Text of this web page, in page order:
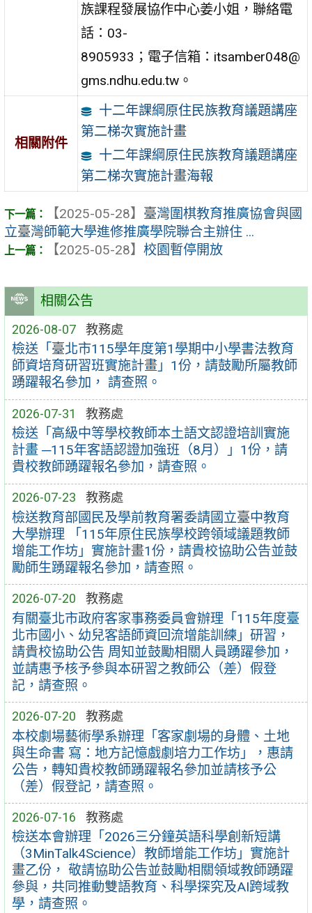
相關公告
2026-08-07 教務處
檢送「臺北市115學年度第1學期中小學書法教育
師資培育研習班實施計畫」1份，請鼓勵所屬教師
踴躍報名參加， 請查照。
2026-07-31 教務處
檢送「高級中等學校教師本土語文認證培訓實施
計畫 ─115年客語認證加強班（8月）」1份，請
貴校教師踴躍報名參加，請查照。
2026-07-23 教務處
檢送教育部國民及學前教育署委請國立臺中教育
大學辦理 「115年原住民族學校跨領域議題教師
增能工作坊」實施計畫1份，請貴校協助公告並鼓
勵師生踴躍報名參加，請查照。
2026-07-20 教務處
有關臺北市政府客家事務委員會辦理「115年度臺
北市國小、幼兒客語師資回流增能訓練」研習，
請貴校協助公告 周知並鼓勵相關人員踴躍參加，
並請惠予核予參與本研習之教師公（差）假登
記，請查照。
2026-07-20 教務處
本校劇場藝術學系辦理「客家劇場的身體、土地
與生命書 寫：地方記憶戲劇培力工作坊」，惠請
公告，轉知貴校教師踴躍報名參加並請核予公
（差）假登記，請查照。
2026-07-16 教務處
檢送本會辦理「2026三分鐘英語科學創新短講
（3MinTalk4Science）教師增能工作坊」實施計
畫乙份， 敬請協助公告並鼓勵相關領域教師踴躍
參與，共同推動雙語教育、科學探究及AI跨域教
學，請查照。
族課程發展協作中心姜小姐，聯絡電
話：03-
8905933；電子信箱：itsamber048@
gms.ndhu.edu.tw。
相關附件
十二年課綱原住民族教育議題講座
第二梯次實施計畫
十二年課綱原住民族教育議題講座
第二梯次實施計畫海報
【2025-05-28】 臺灣圍棋教育推廣協會與國
立臺灣師範大學進修推廣學院聯合主辦住 ...
【2025-05-28】 校園暫停開放